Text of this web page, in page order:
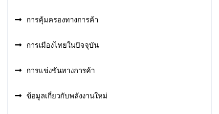
การคุ้มครองทางการค้า
การเมืองไทยในปัจจุบัน
การแข่งขันทางการค้า
ข้อมูลเกี่ยวกับพลังงานใหม่